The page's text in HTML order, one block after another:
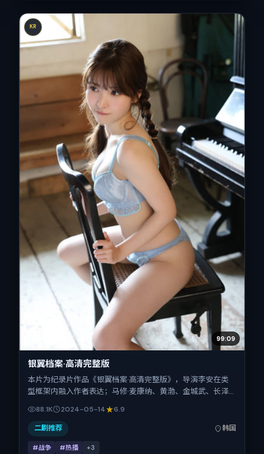
KR
99:09
银翼档案·高清完整版
本片为纪录片作品《银翼档案·高清完整版》，导演李安在类
型框架内融入作者表达；马修·麦康纳、黄渤、金城武、长泽
雅美、易烊千玺、张家辉在片中承担多重关系线。故事类型为
战争，主拍摄地与出品背景为韩国。上映时间 2024年5月14
日（公映登记日 2024-05-14），全片153分钟，节奏张弛有
度。
88.1K 2024-05-14 6.9
二刷推荐 韩国
#战争 #热播 +3